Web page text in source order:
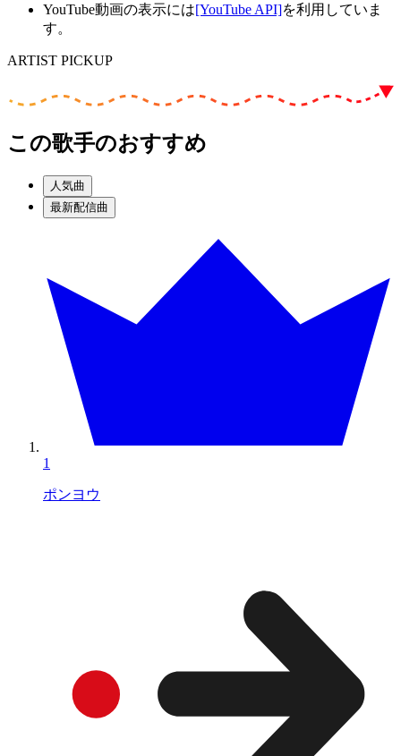
YouTube動画の表示には[YouTube API]を利用していま
す。
ARTIST PICKUP
この歌手のおすすめ
人気曲
最新配信曲
1
ポンヨウ